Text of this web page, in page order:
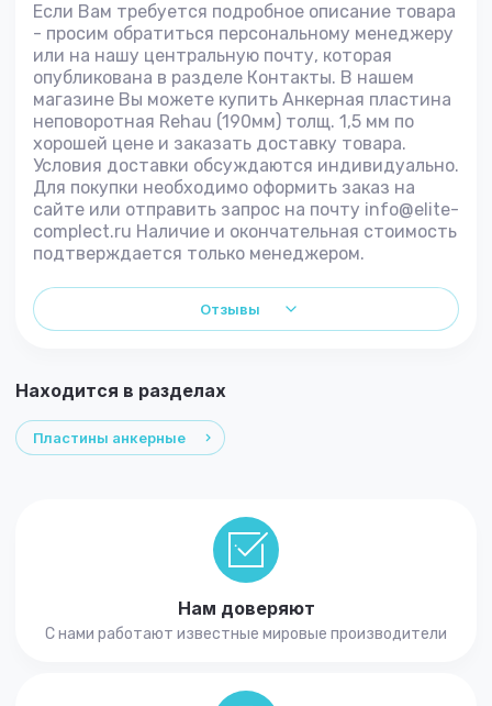
Если Вам требуется подробное описание товара
- просим обратиться персональному менеджеру
или на нашу центральную почту, которая
опубликована в разделе Контакты. В нашем
магазине Вы можете купить Анкерная пластина
неповоротная Rehau (190мм) толщ. 1,5 мм по
хорошей цене и заказать доставку товара.
Условия доставки обсуждаются индивидуально.
Для покупки необходимо оформить заказ на
сайте или отправить запрос на почту info@elite-
complect.ru Наличие и окончательная стоимость
подтверждается только менеджером.
Отзывы
Находится в разделах
Пластины анкерные
Нам доверяют
С нами работают известные мировые производители